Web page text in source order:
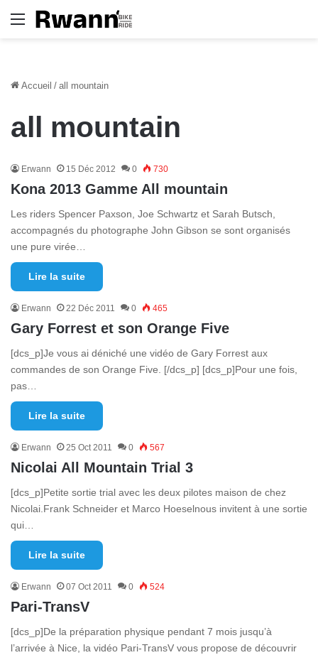
Menu
Accueil / all mountain
all mountain
Erwann 15 Déc 2012 0 730
Kona 2013 Gamme All mountain
Les riders Spencer Paxson, Joe Schwartz et Sarah Butsch,
accompagnés du photographe John Gibson se sont organisés
une pure virée…
Lire la suite
Erwann 22 Déc 2011 0 465
Gary Forrest et son Orange Five
[dcs_p]Je vous ai déniché une vidéo de Gary Forrest aux
commandes de son Orange Five. [/dcs_p] [dcs_p]Pour une fois,
pas…
Lire la suite
Erwann 25 Oct 2011 0 567
Nicolai All Mountain Trial 3
[dcs_p]Petite sortie trial avec les deux pilotes maison de chez
Nicolai.Frank Schneider et Marco Hoeselnous invitent à une sortie
qui…
Lire la suite
Erwann 07 Oct 2011 0 524
Pari-TransV
[dcs_p]De la préparation physique pendant 7 mois jusqu’à
l’arrivée à Nice, la vidéo Pari-TransV vous propose de découvrir